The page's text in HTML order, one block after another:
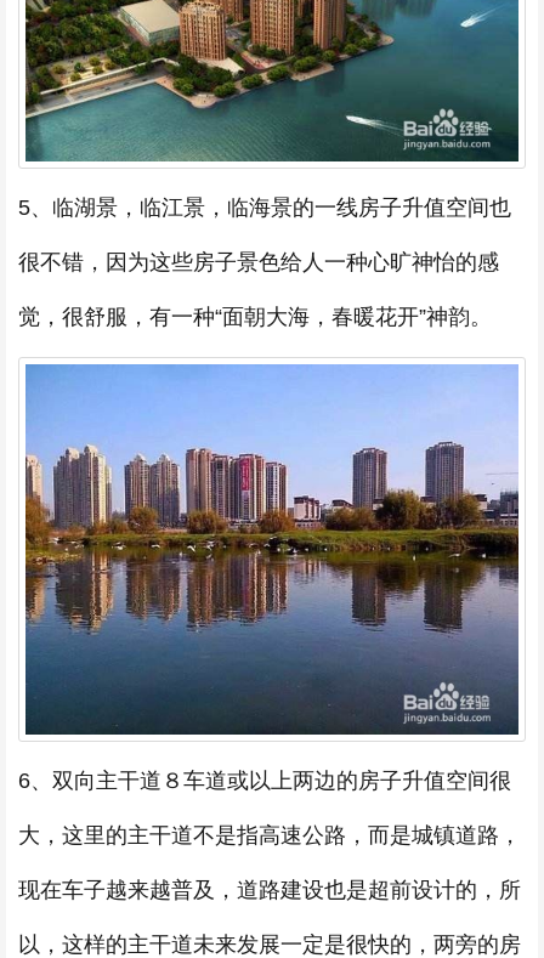
5、临湖景，临江景，临海景的一线房子升值空间也
很不错，因为这些房子景色给人一种心旷神怡的感
觉，很舒服，有一种“面朝大海，春暖花开”神韵。
6、双向主干道８车道或以上两边的房子升值空间很
大，这里的主干道不是指高速公路，而是城镇道路，
现在车子越来越普及，道路建设也是超前设计的，所
以，这样的主干道未来发展一定是很快的，两旁的房